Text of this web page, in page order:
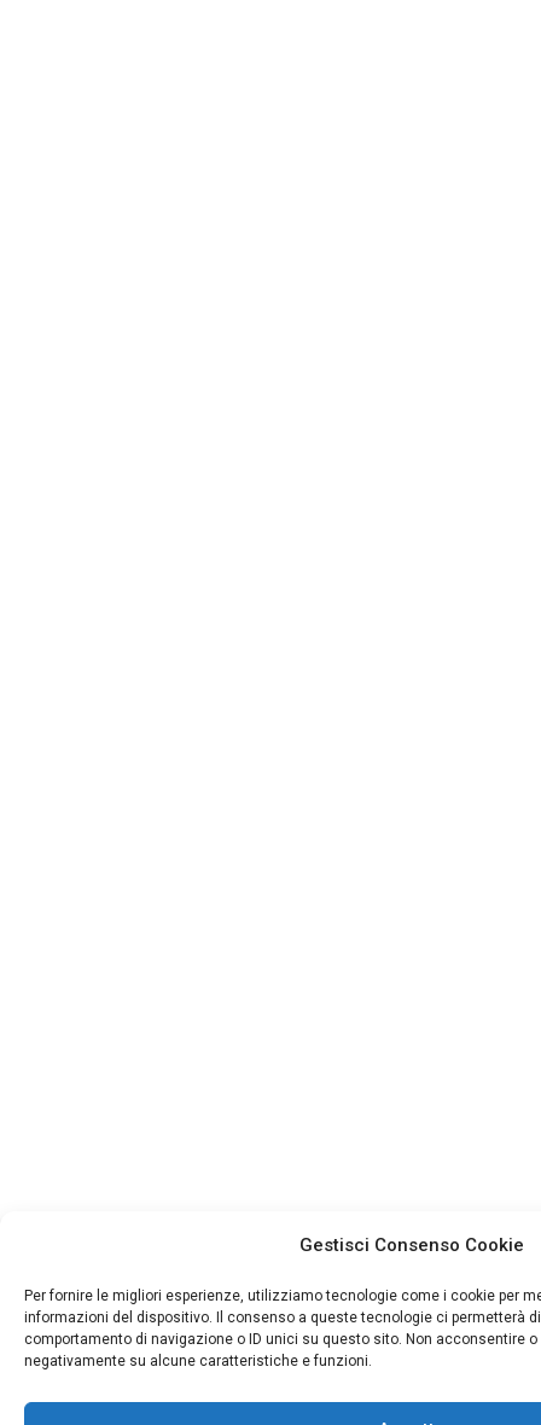
Gestisci Consenso Cookie
Per fornire le migliori esperienze, utilizziamo tecnologie come i cookie per
informazioni del dispositivo. Il consenso a queste tecnologie ci permetterà
comportamento di navigazione o ID unici su questo sito. Non acconsentire
negativamente su alcune caratteristiche e funzioni.